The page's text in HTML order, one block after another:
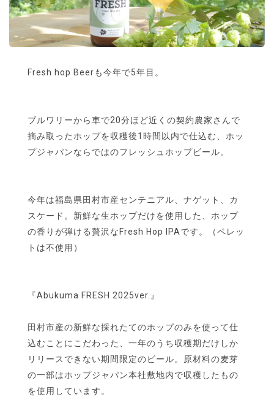
Fresh hop Beerも今年で5年目。​
ブルワリーから車で20分ほど近くの契約農家さんで
摘み取ったホップを収穫後1時間以内で仕込む、ホッ
プジャパンならではのフレッシュホップビール。
今年は福島県田村市産センテニアル、ナゲット、カ
スケード。新鮮な生ホップだけを使用した、ホップ
の香りが弾ける贅沢なFresh Hop IPAです。（ペレッ
トは不使用）
『Abukuma FRESH 2025ver.』
田村市産の新鮮な採れたてのホップのみを使って仕
込むことにこだわった、一年のうち収穫期だけしか
リリースできない期間限定のビール。原材料の麦芽
の一部はホップジャパン本社敷地内で収穫したもの
を使用しています。